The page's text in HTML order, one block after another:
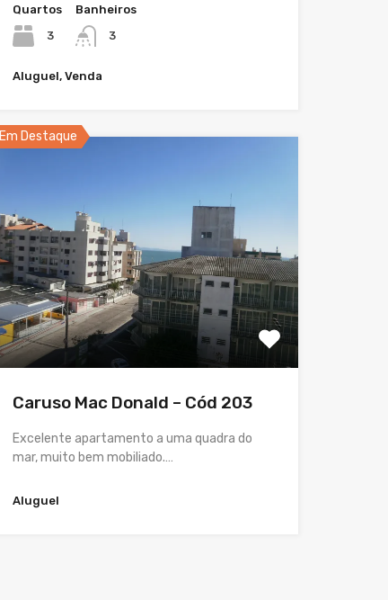
Quartos
3
Banheiros
3
Aluguel, Venda
Em Destaque
Caruso Mac Donald – Cód 203
Excelente apartamento a uma quadra do
mar, muito bem mobiliado.…
Aluguel